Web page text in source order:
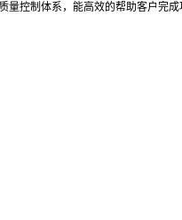
控制体系，能高效的帮助客户完